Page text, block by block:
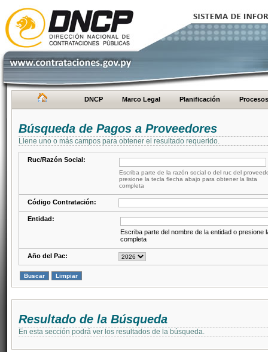
DNCP Marco Legal Planificación Procesos
Búsqueda de Pagos a Proveedores
Llene uno o más campos para obtener el resultado requerido.
Ruc/Razón Social:
Escriba parte de la razón social o del ruc del
presione la tecla flecha abajo para obtener la lista
completa
Código Contratación:
Entidad:
Escriba parte del nombre de la entidad o presione
completa
Año del Pac:
Resultado de la Búsqueda
En esta sección podrá ver los resultados de la búsqueda.